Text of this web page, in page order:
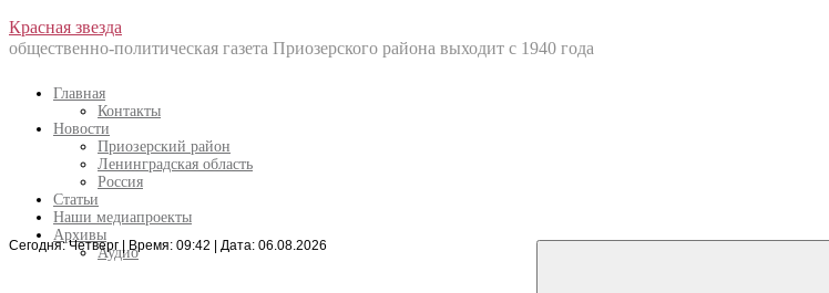
Перейти
к
Красная звезда
общественно-политическая газета Приозерского района выходит с 1940 года
Главная
Контакты
Новости
Приозерский район
Ленинградская область
Россия
Статьи
Наши медиапроекты
Архивы
Аудио
Сегодня: Четверг | Время: 09:42 | Дата: 06.08.2026